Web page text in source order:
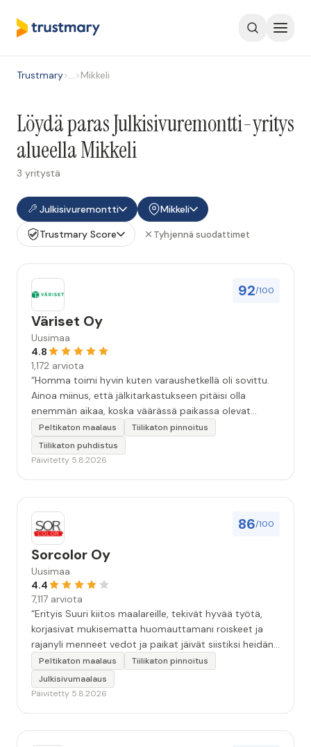
Trustmary>…>Mikkeli
Löydä paras Julkisivuremontti-yritys
alueella Mikkeli
3 yritystä
Julkisivuremontti
Mikkeli
Trustmary Score
Tyhjennä suodattimet
92/100
Väriset Oy
Uusimaa
4.8
1,172 arviota
“Homma toimi hyvin kuten varaushetkellä oli sovittu.
Ainoa miinus, että jälkitarkastukseen pitäisi olla
enemmän aikaa, koska väärässä paikassa olevat
maalitipat löytyy myöhemmin ”
Peltikaton maalaus
Tiilikaton pinnoitus
Tiilikaton puhdistus
Päivitetty 5.8.2026
86/100
Sorcolor Oy
Uusimaa
4.4
7,117 arviota
“Erityis Suuri kiitos maalareille, tekivät hyvää työtä,
korjasivat mukisematta huomauttamani roiskeet ja
rajanyli menneet vedot ja paikat jäivät siistiksi heidän
lähtönsä jälkeen.”
Peltikaton maalaus
Tiilikaton pinnoitus
Julkisivumaalaus
Päivitetty 5.8.2026